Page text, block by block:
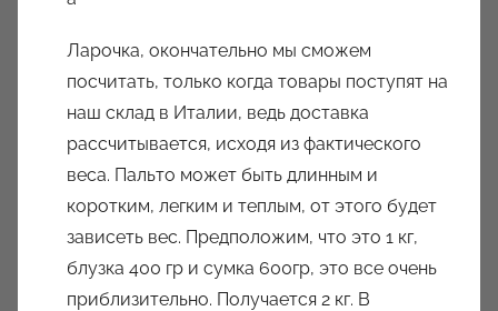
Ларочка, окончательно мы сможем
посчитать, только когда товары поступят на
наш склад в Италии, ведь доставка
рассчитывается, исходя из фактического
веса. Пальто может быть длинным и
коротким, легким и теплым, от этого будет
зависеть вес. Предположим, что это 1 кг,
блузка 400 гр и сумка 600гр, это все очень
приблизительно. Получается 2 кг. В